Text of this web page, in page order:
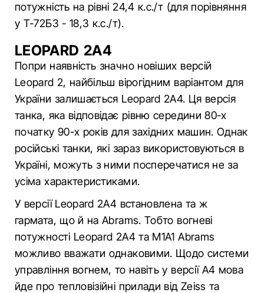
потужність на рівні 24,4 к.с./т (для порівняння
у Т-72Б3 - 18,3 к.с./т).
LEOPARD 2A4
Попри наявність значно новіших версій
Leopard 2, найбільш вірогідним варіантом для
України залишається Leopard 2A4. Ця версія
танка, яка відповідає рівню середини 80-х
початку 90-х років для західних машин. Однак
російські танки, які зараз використовуються в
Україні, можуть з ними посперечатися не за
усіма характеристиками.
У версії Leopard 2A4 встановлена та ж
гармата, що й на Abrams. Тобто вогневі
потужності Leopard 2A4 та M1A1 Abrams
можливо вважати однаковими. Щодо системи
управління вогнем, то навіть у версії A4 мова
йде про тепловізійні прилади від Zeiss та